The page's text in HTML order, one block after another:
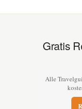
Gratis
Alle